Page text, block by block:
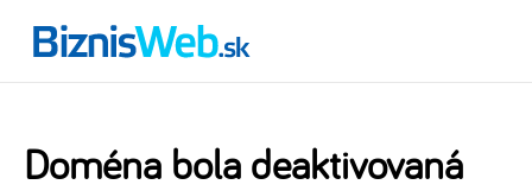
Doména bola deaktivovaná